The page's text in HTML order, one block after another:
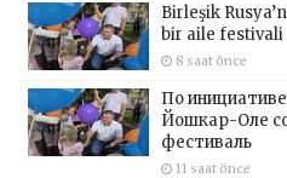
Birleşik
bir aile
8 saat önce
По
Йошкар-Оле
фестиваль
11 saat önce